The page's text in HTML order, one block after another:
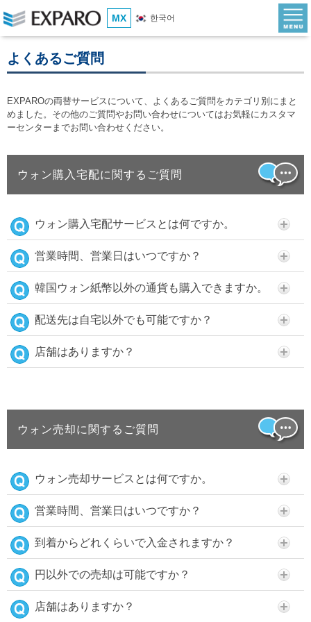
MX 한국어
よくあるご質問
EXPAROの両替サービスについて、よくあるご質問をカテゴリ別にまと
めました。その他のご質問やお問い合わせについてはお気軽にカスタマ
ーセンターまでお問い合わせください。
ウォン購入宅配に関するご質問
ウォン購入宅配サービスとは何ですか。
営業時間、営業日はいつですか？
韓国ウォン紙幣以外の通貨も購入できますか。
配送先は自宅以外でも可能ですか？
店舗はありますか？
ウォン売却に関するご質問
ウォン売却サービスとは何ですか。
営業時間、営業日はいつですか？
到着からどれくらいで入金されますか？
円以外での売却は可能ですか？
店舗はありますか？